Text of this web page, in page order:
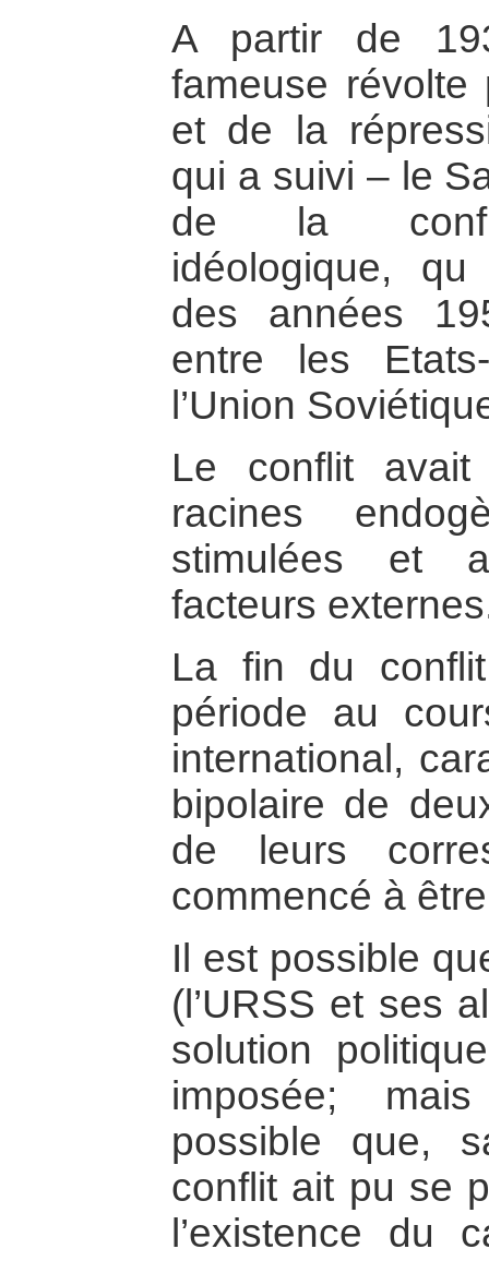
A partir de
fameuse révolte
et de la
qui a suivi – le
de la
idéologique,
des années
entre les
l’Union
Le conflit
racines
stimulées et
facteurs
La fin du
période au
international,
bipolaire de
de leurs
commencé à
Il est possible
(l’URSS et ses
solution
imposée;
possible que,
conflit ait pu se
l’existence du